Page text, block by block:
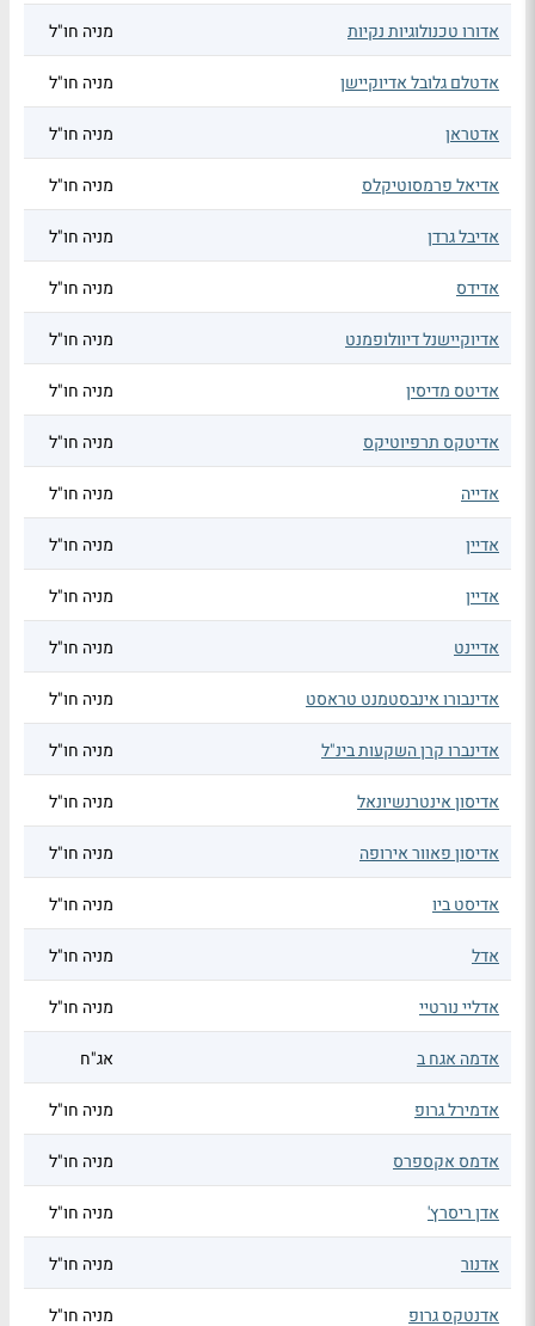
אדורו טכנולוגיות נקיות מניה חו"ל
אדטלם גלובל אדיוקיישן מניה חו"ל
אדטראן מניה חו"ל
אדיאל פרמסוטיקלס מניה חו"ל
אדיבל גרדן מניה חו"ל
אדידס מניה חו"ל
אדיוקיישנל דיוולופמנט מניה חו"ל
אדיטס מדיסין מניה חו"ל
אדיטקס תרפיוטיקס מניה חו"ל
אדייה מניה חו"ל
אדיין מניה חו"ל
אדיין מניה חו"ל
אדיינט מניה חו"ל
אדינבורו אינבסטמנט טראסט מניה חו"ל
אדינברו קרן השקעות בינ"ל מניה חו"ל
אדיסון אינטרנשיונאל מניה חו"ל
אדיסון פאוור אירופה מניה חו"ל
אדיסט ביו מניה חו"ל
אדל מניה חו"ל
אדליי נורטיי מניה חו"ל
אדמה אגח ב אג"ח
אדמירל גרופ מניה חו"ל
אדמס אקספרס מניה חו"ל
אדן ריסרץ' מניה חו"ל
אדנור מניה חו"ל
אדנטקס גרופ מניה חו"ל